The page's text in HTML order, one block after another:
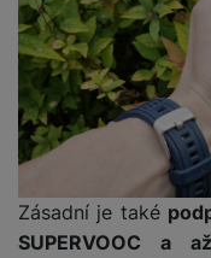
o
l
y
H
n
d
e
o
k
a
y
o
w
e
r
b
y
s
sl
u
e
n
p
r
o
Zásadní je také
SUPERVOOC a